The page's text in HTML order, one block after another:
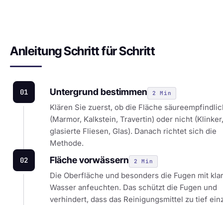
Anleitung Schritt für Schritt
01 Untergrund bestimmen 2 Min
Klären Sie zuerst, ob die Fläche
(Marmor, Kalkstein, Travertin) oder nicht
glasierte Fliesen, Glas). Danach richtet sich die
Methode.
02 Fläche vorwässern 2 Min
Die Oberfläche und besonders die Fugen mit
Wasser anfeuchten. Das schützt die Fugen und
verhindert, dass das Reinigungsmittel zu tief